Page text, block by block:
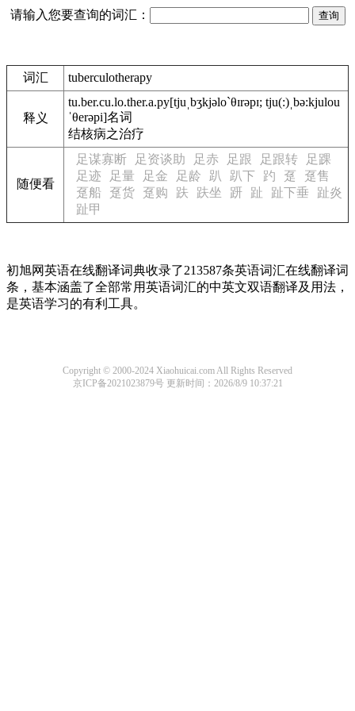
请输入您要查询的词汇：
词汇 tuberculotherapy
释义
tu.ber.cu.lo.ther.a.py[tjuˌbʒkjəlo`θɪrəpɪ; tju(:)ˌbə:kjulou
ˈθerəpi]名词
结核病之治疗
随便看
足谋寡断 足资谈助 足赤 足跟 足跟转
足踝
足迹
足量 足金 足龄 趴 趴下 趵 趸
趸售
趸船
趸货 趸购 趺 趺坐 趼 趾 趾下垂
趾炎
趾甲
初旭网英语在线翻译词典收录了213587条英语词汇在线翻译词
条，基本涵盖了全部常用英语词汇的中英文双语翻译及用法，
是英语学习的有利工具。
Copyright © 2000-2024 Xiaohuicai.com All Rights Reserved
京ICP备2021023879号更新时间：2026/8/9 10:37:21